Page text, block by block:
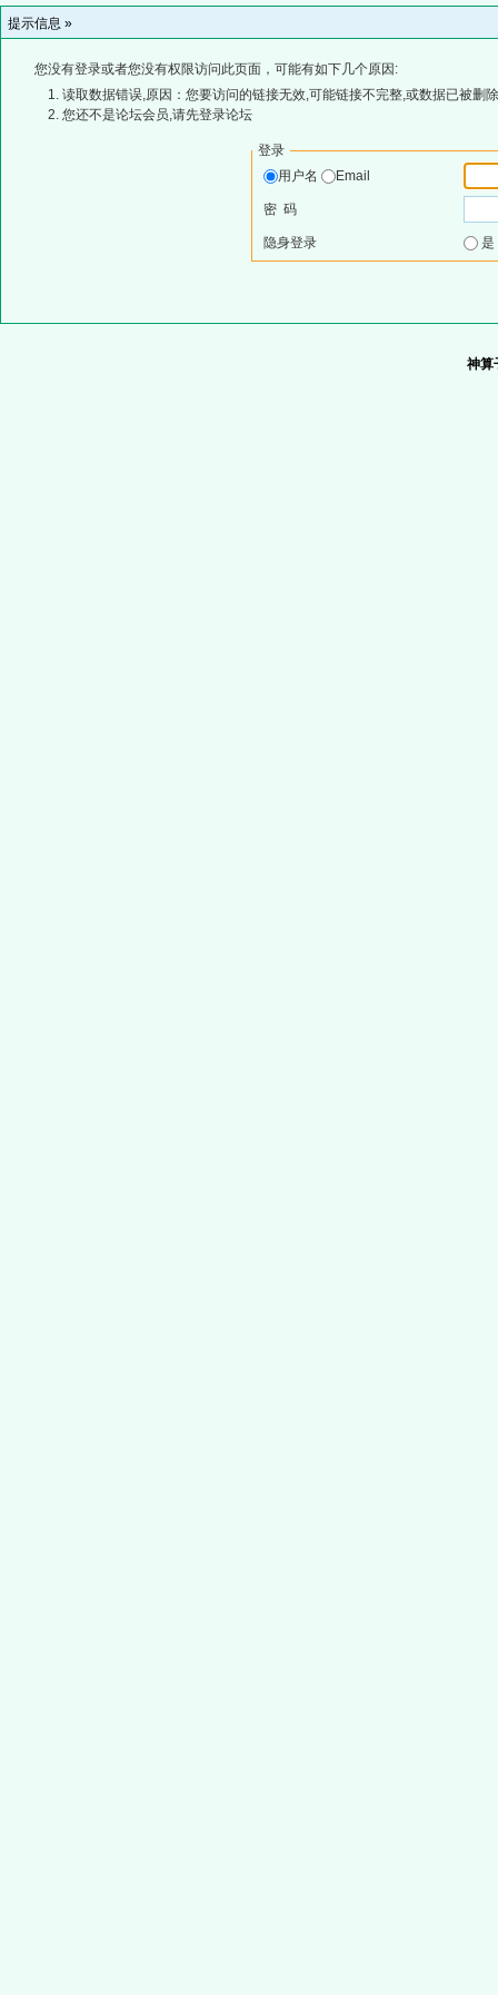
提示信息 »
您没有登录或者您没有权限访问此页面，可能有如下几个原因:
读取数据错误,原因：您要访问的链接无效,可能链接不完整,或数据已被删
您还不是论坛会员,请先登录论坛
登录
用户名
Email
密 码
隐身登录
神算